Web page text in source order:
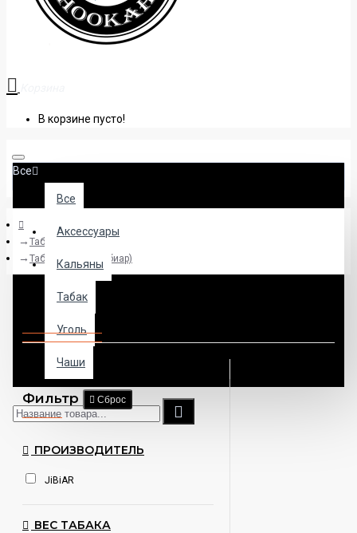
В корзине пусто!
Все
Все
Аксессуары
Кальяны
Табак
Уголь
Чаши
Табак
Табак Jibiar (Джибиар)
табак Jibiar (Джибиар)
Фильтр Сброс
ПРОИЗВОДИТЕЛЬ
JiBiAR
ВЕС ТАБАКА